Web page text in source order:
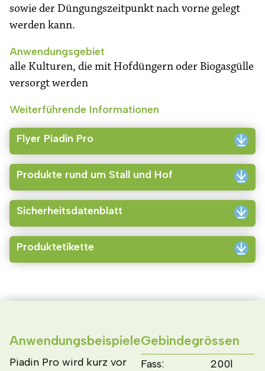
sowie der Düngungszeitpunkt nach vorne gelegt
werden kann.
Anwendungsgebiet
alle Kulturen, die mit Hofdüngern oder Biogasgülle
versorgt werden
Weiterführende Informationen
Flyer Piadin Pro
Produkte rund um Stall und Hof
Sicherheitsdatenblatt
Produktetikette
Anwendungsbeispiele
Piadin Pro wird kurz vor
Gebindegrössen
Fass: 200l